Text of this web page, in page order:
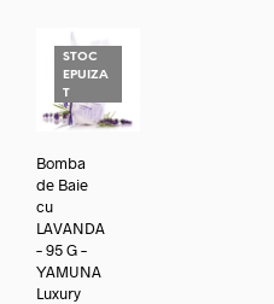
STOC
EPUIZA
T
Bomba
de Baie
cu
LAVANDA
– 95 G –
YAMUNA
Luxury